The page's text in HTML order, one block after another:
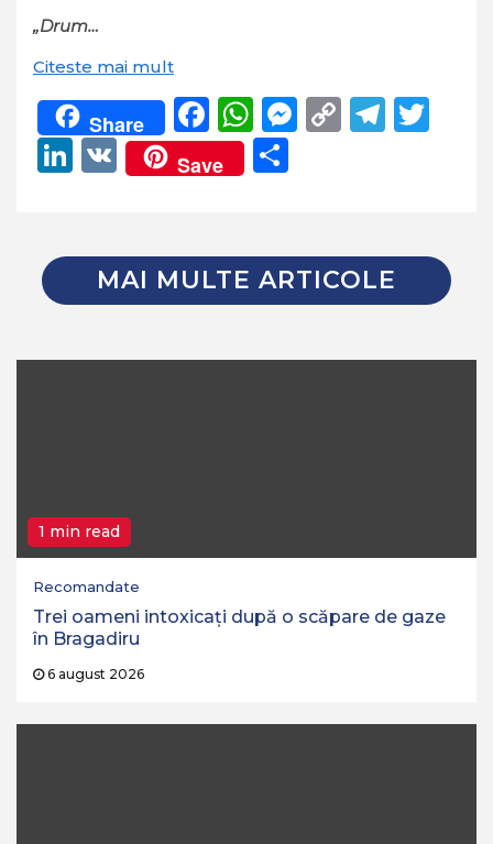
„Drum…
Citeste mai mult
Share Facebook
WhatsApp
Messenger
Copy
LinkedIn
VK Save
MAI MULTE ARTICOLE
1 min read
Recomandate
Trei oameni intoxicați după o scăpare de gaze
în Bragadiru
6 august 2026